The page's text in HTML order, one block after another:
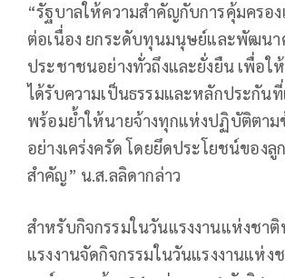
“รัฐบาลให้ความสำคัญกับการคุ้มครอง
ต่อเนื่อง ยกระดับทุนมนุษย์และพัฒน
ประชาชนอย่างทั่วถึงและยั่งยืน เพื่อใ
ได้รับความเป็นธรรมและหลักประกัน
พร้อมย้ำให้นายจ้างทุกแห่งปฏิบัติตา
อย่างเคร่งครัด โดยยึดประโยชน์ของลู
สำคัญ” น.ส.ลลิดากล่าว
สำหรับกิจกรรมในวันแรงงานแห่งชา
แรงงานจัดกิจกรรมในวันแรงงานแห่ง